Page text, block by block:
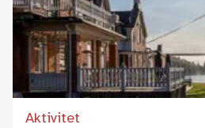
Aktivitet